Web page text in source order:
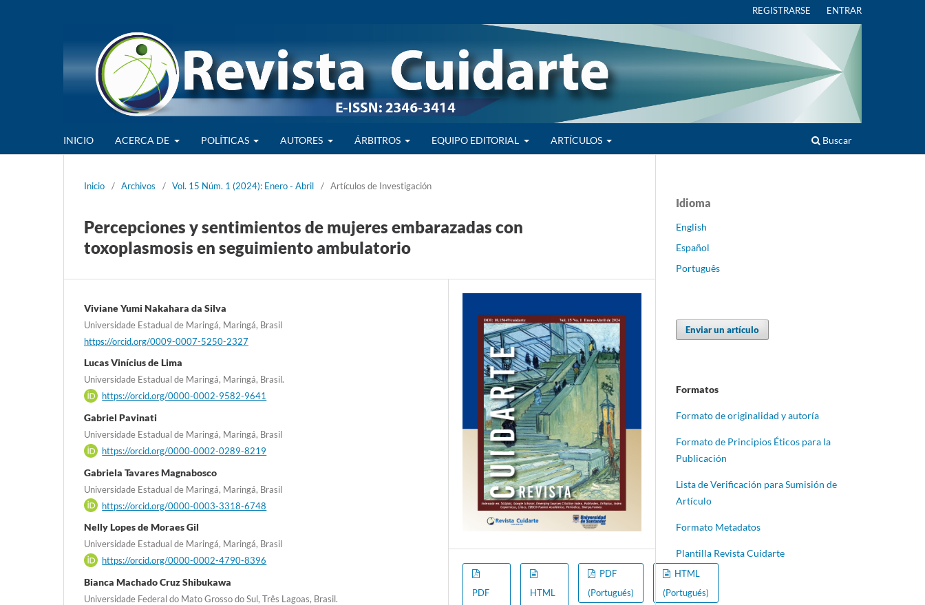
INICIO ACERCA DE POLÍTICAS AUTORES ÁRBITROS EQUIPO EDITORIAL ARTÍCULOS Buscar
REGISTRARSE ENTRAR
Inicio / Archivos / Vol. 15 Núm. 1 (2024): Enero - Abril / Artículos de Investigación
Percepciones y sentimientos de mujeres embarazadas con
toxoplasmosis en seguimiento ambulatorio
Viviane Yumi Nakahara da Silva
Universidade Estadual de Maringá, Maringá, Brasil
https://orcid.org/0009-0007-5250-2327
Lucas Vinícius de Lima
Universidade Estadual de Maringá, Maringá, Brasil.
https://orcid.org/0000-0002-9582-9641
Gabriel Pavinati
Universidade Estadual de Maringá, Maringá, Brasil
https://orcid.org/0000-0002-0289-8219
Gabriela Tavares Magnabosco
Universidade Estadual de Maringá, Maringá, Brasil
https://orcid.org/0000-0003-3318-6748
Nelly Lopes de Moraes Gil
Universidade Estadual de Maringá, Maringá, Brasil
https://orcid.org/0000-0002-4790-8396
Bianca Machado Cruz Shibukawa
Universidade Federal do Mato Grosso do Sul, Três Lagoas, Brasil.
PDF
HTML
PDF
(Portugués)
HTML
(Portugués)
Idioma
English
Español
Português
Enviar un artículo
Formatos
Formato de originalidad y autoría
Formato de Principios Éticos para la
Publicación
Lista de Verificación para Sumisión de
Artículo
Formato Metadatos
Plantilla Revista Cuidarte